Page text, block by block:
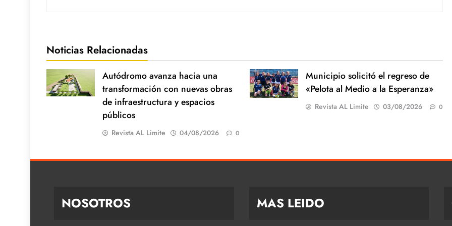
Noticias Relacionadas
Autódromo avanza hacia una
transformación con nuevas obras
de infraestructura y espacios
públicos
Revista AL Limite 04/08/2026 0
Municipio solicitó el regreso de
«Pelota al Medio a la Esperanza»
Revista AL Limite 03/08/2026 0
NOSOTROS MAS LEIDO